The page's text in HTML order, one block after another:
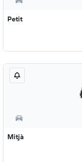
Petit
Mitjà